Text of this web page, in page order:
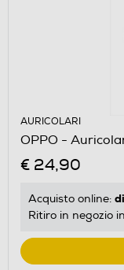
AURICOLARI
OPPO -
€ 24,90
Acquisto online:
Ritiro in negozio